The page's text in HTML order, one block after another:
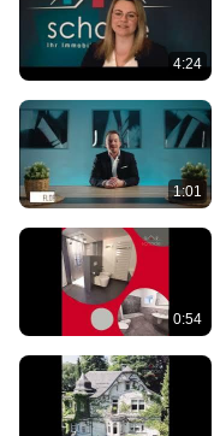
4:24
1:01
0:54